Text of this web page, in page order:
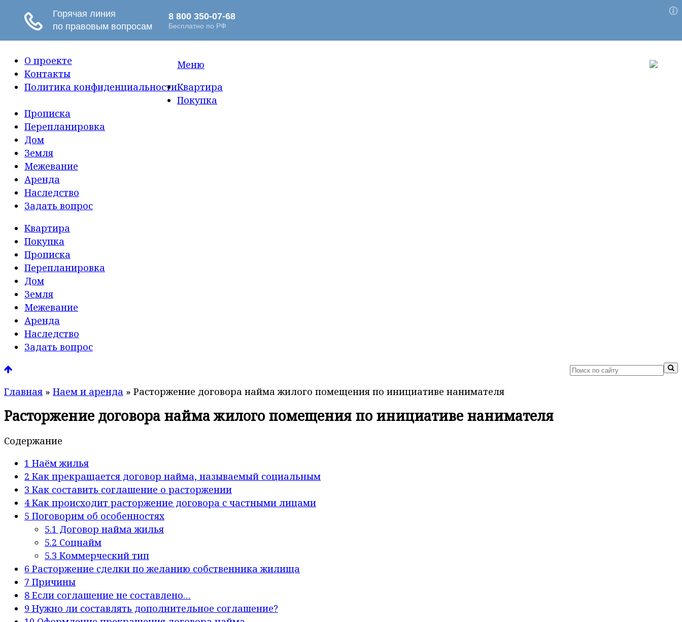
О проекте
Контакты
Политика конфиденциальности
Меню
Квартира
Покупка
Прописка
Перепланировка
Дом
Земля
Межевание
Аренда
Наследство
Задать вопрос
Квартира
Покупка
Прописка
Перепланировка
Дом
Земля
Межевание
Аренда
Наследство
Задать вопрос
Главная » Наем и аренда » Расторжение договора найма жилого помещения по инициативе нанимателя
Расторжение договора найма жилого помещения по инициативе нанимателя
Содержание
1 Наём жилья
2 Как прекращается договор найма, называемый социальным
3 Как составить соглашение о расторжении
4Как происходит расторжение договора с частными лицами
5 Поговорим об особенностях
5.1 Договор найма жилья
5.2 Соцнайм
5.3 Коммерческий тип
6 Расторжение сделки по желанию собственника жилища
7 Причины
8 Если соглашение не составлено…
9 Нужно ли составлять дополнительное соглашение?